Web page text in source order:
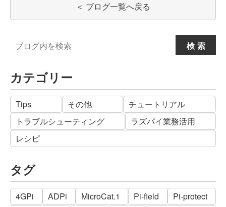
＜ ブログ一覧へ戻る
Search
検索
カテゴリー
Tips その他
チュートリアル
トラブルシューティング
ラズパイ業務活用
レシピ
タグ
4GPi ADPi MicroCat.1 Pi-field
Pi-protect